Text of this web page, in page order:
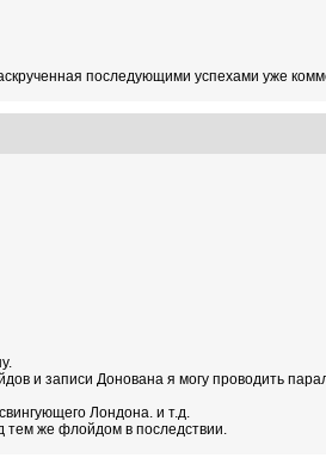
последующими успехами уже
и записи Донована я могу проводить
Лондона. и т.д.
тем же флойдом в последствии.